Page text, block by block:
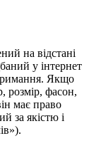
на відстані
у інтернет
Якщо
розмір, фасон,
має право
за якістю і